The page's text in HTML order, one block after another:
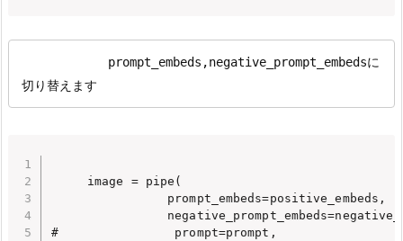
切り替えます
     image = pipe(
                prompt_embeds=positive_embeds,
#                prompt=prompt,